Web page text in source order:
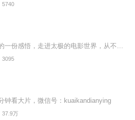
5740
3095
钟看大片，微信号：kuaikandianying
37.9万